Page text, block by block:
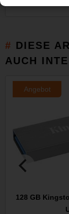
DIESE
AUCH
Angebot
128 GB